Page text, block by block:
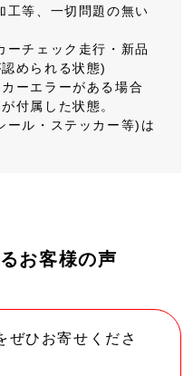
工等、一切問題の無い
ーチェック走行・新品
められる状態)
ーエラーがある場合
付属した状態。
ール・ステッカー等)は
お客様の声
ぜひお寄せくださ